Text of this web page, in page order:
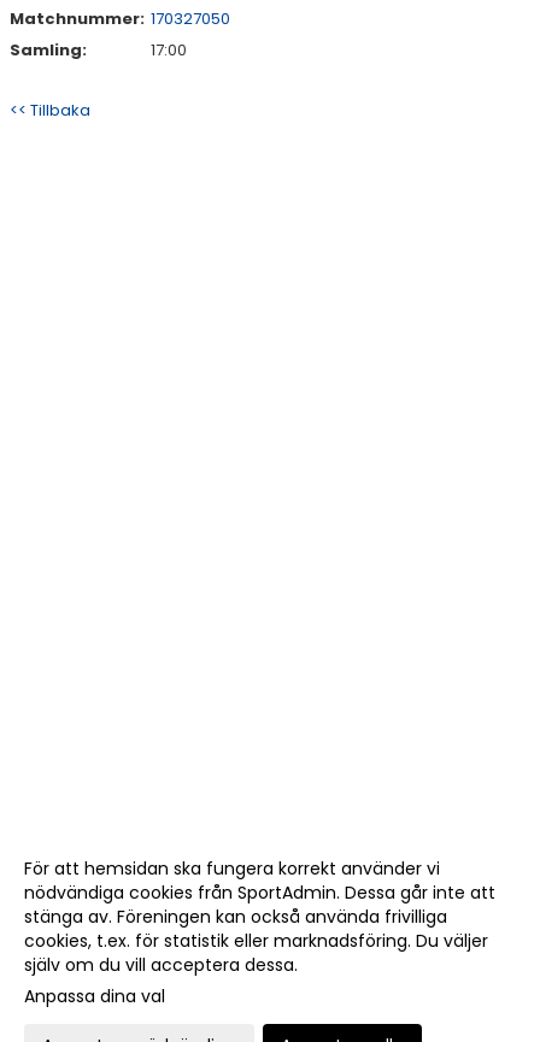
Matchnummer: 170327050
Samling:
17:00
<< Tillbaka
För att hemsidan ska fungera korrekt använder vi
nödvändiga cookies från SportAdmin. Dessa går inte att
stänga av. Föreningen kan också använda frivilliga
cookies, t.ex. för statistik eller marknadsföring. Du väljer
själv om du vill acceptera dessa.
Anpassa dina val